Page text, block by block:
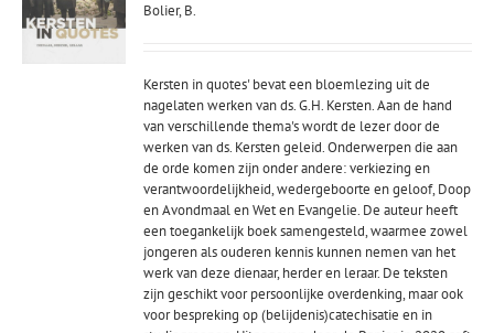
Bolier, B.
Kersten in quotes' bevat een bloemlezing uit de
nagelaten werken van ds. G.H. Kersten. Aan de hand
van verschillende thema's wordt de lezer door de
werken van ds. Kersten geleid. Onderwerpen die aan
de orde komen zijn onder andere: verkiezing en
verantwoordelijkheid, wedergeboorte en geloof, Doop
en Avondmaal en Wet en Evangelie. De auteur heeft
een toegankelijk boek samengesteld, waarmee zowel
jongeren als ouderen kennis kunnen nemen van het
werk van deze dienaar, herder en leraar. De teksten
zijn geschikt voor persoonlijke overdenking, maar ook
voor bespreking op (belijdenis)catechisatie en in